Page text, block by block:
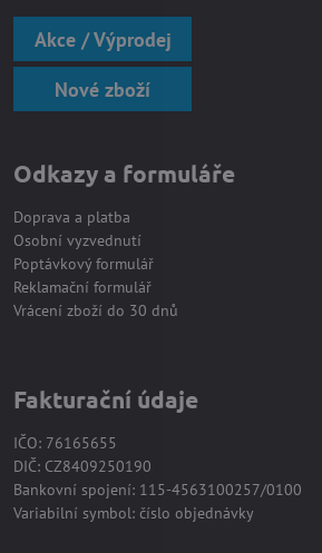
Akce / Výprodej
Nové zboží
Odkazy a formuláře
Doprava a platba
Osobní vyzvednutí
Poptávkový formulář
Reklamační formulář
Vrácení zboží do 30 dnů
Fakturační údaje
IČO: 76165655
DIČ: CZ8409250190
Bankovní spojení: 115-4563100257/0100
Variabilní symbol: číslo objednávky